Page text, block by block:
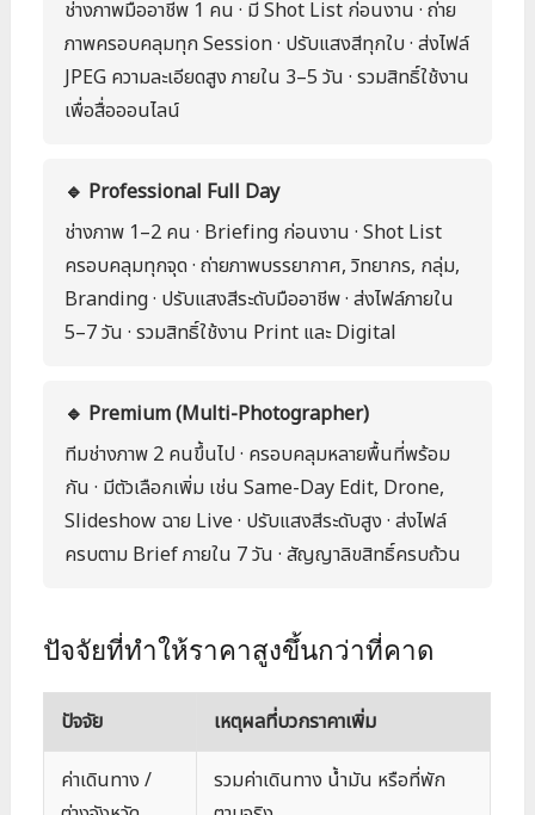
ช่างภาพมืออาชีพ 1 คน · มี Shot List ก่อนงาน · ถ่าย
ภาพครอบคลุมทุก Session · ปรับแสงสีทุกใบ · ส่งไฟล์
JPEG ความละเอียดสูง ภายใน 3–5 วัน · รวมสิทธิ์ใช้งาน
เพื่อสื่อออนไลน์
🔹 Professional Full Day
ช่างภาพ 1–2 คน · Briefing ก่อนงาน · Shot List
ครอบคลุมทุกจุด · ถ่ายภาพบรรยากาศ, วิทยากร, กลุ่ม,
Branding · ปรับแสงสีระดับมืออาชีพ · ส่งไฟล์ภายใน
5–7 วัน · รวมสิทธิ์ใช้งาน Print และ Digital
🔹 Premium (Multi-Photographer)
ทีมช่างภาพ 2 คนขึ้นไป · ครอบคลุมหลายพื้นที่พร้อม
กัน · มีตัวเลือกเพิ่ม เช่น Same-Day Edit, Drone,
Slideshow ฉาย Live · ปรับแสงสีระดับสูง · ส่งไฟล์
ครบตาม Brief ภายใน 7 วัน · สัญญาลิขสิทธิ์ครบถ้วน
ปัจจัยที่ทำให้ราคาสูงขึ้นกว่าที่คาด
ปัจจัย เหตุผลที่บวกราคาเพิ่ม
ค่าเดินทาง /
รวมค่าเดินทาง น้ำมัน หรือที่พัก